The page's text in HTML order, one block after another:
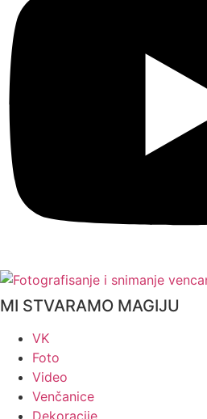
MI STVARAMO MAGIJU
VK
Foto
Video
Venčanice